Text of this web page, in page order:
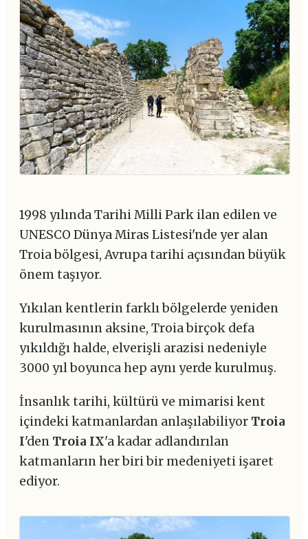
1998 yılında Tarihi Milli Park ilan edilen ve
UNESCO Dünya Miras Listesi'nde yer alan
Troia bölgesi, Avrupa tarihi açısından büyük
önem taşıyor.
Yıkılan kentlerin farklı bölgelerde yeniden
kurulmasının aksine, Troia birçok defa
yıkıldığı halde, elverişli arazisi nedeniyle
3000 yıl boyunca hep aynı yerde kurulmuş.
İnsanlık tarihi, kültürü ve mimarisi kent
içindeki katmanlardan anlaşılabiliyor Troia
I'den Troia IX'a kadar adlandırılan
katmanların her biri bir medeniyeti işaret
ediyor.